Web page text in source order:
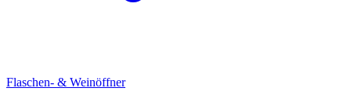
Flaschen- & Weinöffner